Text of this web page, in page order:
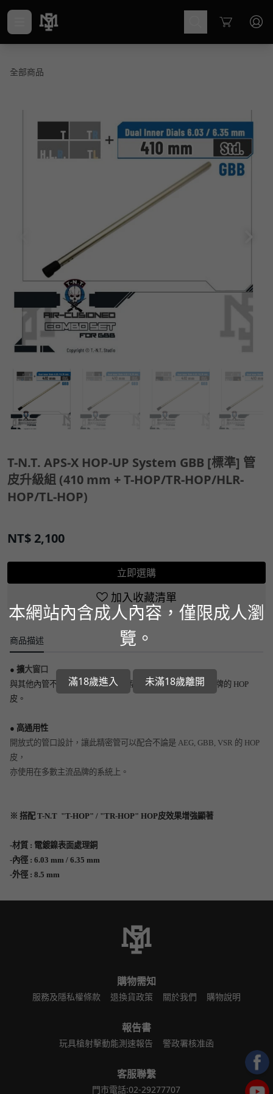
Cart
全部商品
T-N.T. APS-X HOP-UP System GBB [標準] 管
皮升級組 (410 mm + T-HOP/TR-HOP/HLR-
HOP/TL-HOP)
NT$ 2,100
立即選購
加入收藏清單
商品描述
● 擴大窗口
與其他內管不同，加大的窗口讓此精密管足以適應各種各品牌的 HOP
皮。
● 高通用性
開放式的管口設計，讓此精密管可以配合不論是 AEG, GBB, VSR 的 HOP
皮，
亦使用在多數主流品牌的系統上。
※ 搭配 T-N.T "T-HOP" / "TR-HOP" HOP皮效果增強顯著
-材質 : 電鍍鎳表面處理銅
-內徑 : 6.03 mm / 6.35 mm
-外徑 : 8.5 mm
購物需知
服務及隱私權條款 退換貨政策 關於我們 購物說明
報告書
玩具槍射擊動能測速報告 警政署核准函
客服聯繫
門市電話:02-29277707
本網站內含成人內容，僅限成人瀏
覽。
滿18歲進入 未滿18歲離開